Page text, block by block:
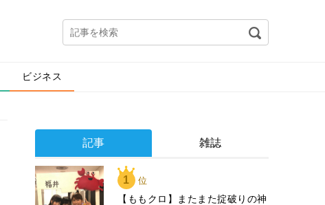
ビジネス
記事 雑誌
1 位
【ももクロ】またまた掟破りの神